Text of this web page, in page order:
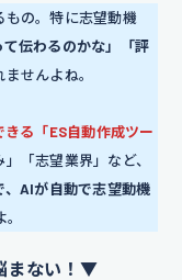
の。特に志望動機
伝わるのかな」「評
せんよね。
る「ES自動作成ツー
「志望業界」など、
、AIが自動で志望動機
まない！▼